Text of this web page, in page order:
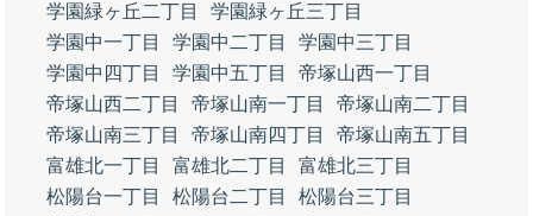
学園緑ヶ丘二丁目
学園緑ヶ丘三丁目
学園中一丁目
学園中二丁目
学園中三丁目
学園中四丁目
学園中五丁目
帝塚山西一丁目
帝塚山西二丁目
帝塚山南一丁目
帝塚山南二丁目
帝塚山南三丁目
帝塚山南四丁目
帝塚山南五丁目
富雄北一丁目
富雄北二丁目
富雄北三丁目
松陽台一丁目
松陽台二丁目
松陽台三丁目